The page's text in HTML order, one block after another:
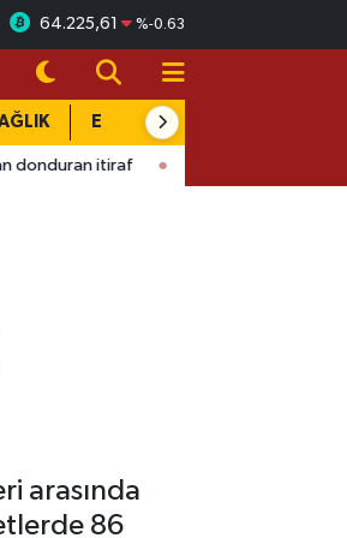
64.225,61 %-0.63
EĞİTİM
15:58Sağlık camiası yasa boğuldu:
arasında
86